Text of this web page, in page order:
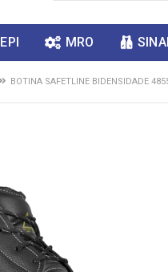
EPI MRO
BOTINA SAFETLINE BIDENSIDADE